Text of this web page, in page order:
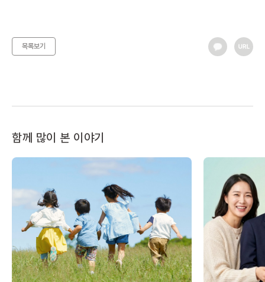
목록보기
함께 많이 본 이야기